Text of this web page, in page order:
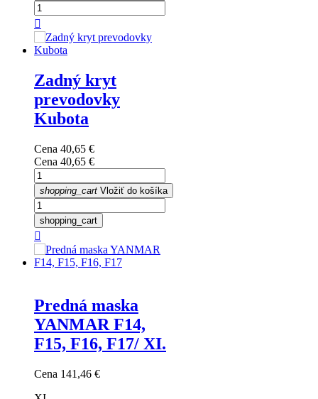

Zadný kryt
prevodovky
Kubota
Cena 40,65 €
Cena 40,65 €
shopping_cart Vložiť do košíka
shopping_cart

Predná maska
YANMAR F14,
F15, F16, F17/ XI.
Cena 141,46 €